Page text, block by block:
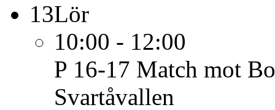
13Lör
10:00 - 12:00
P 16-17 Match mot
Svartåvallen